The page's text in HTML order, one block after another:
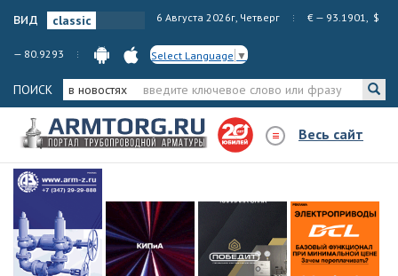
вид 6 Августа 2026г, Четверг € — 93.1901, $
— 80.9293 Select Language ▼
ПОИСК в новостях
Весь сайт